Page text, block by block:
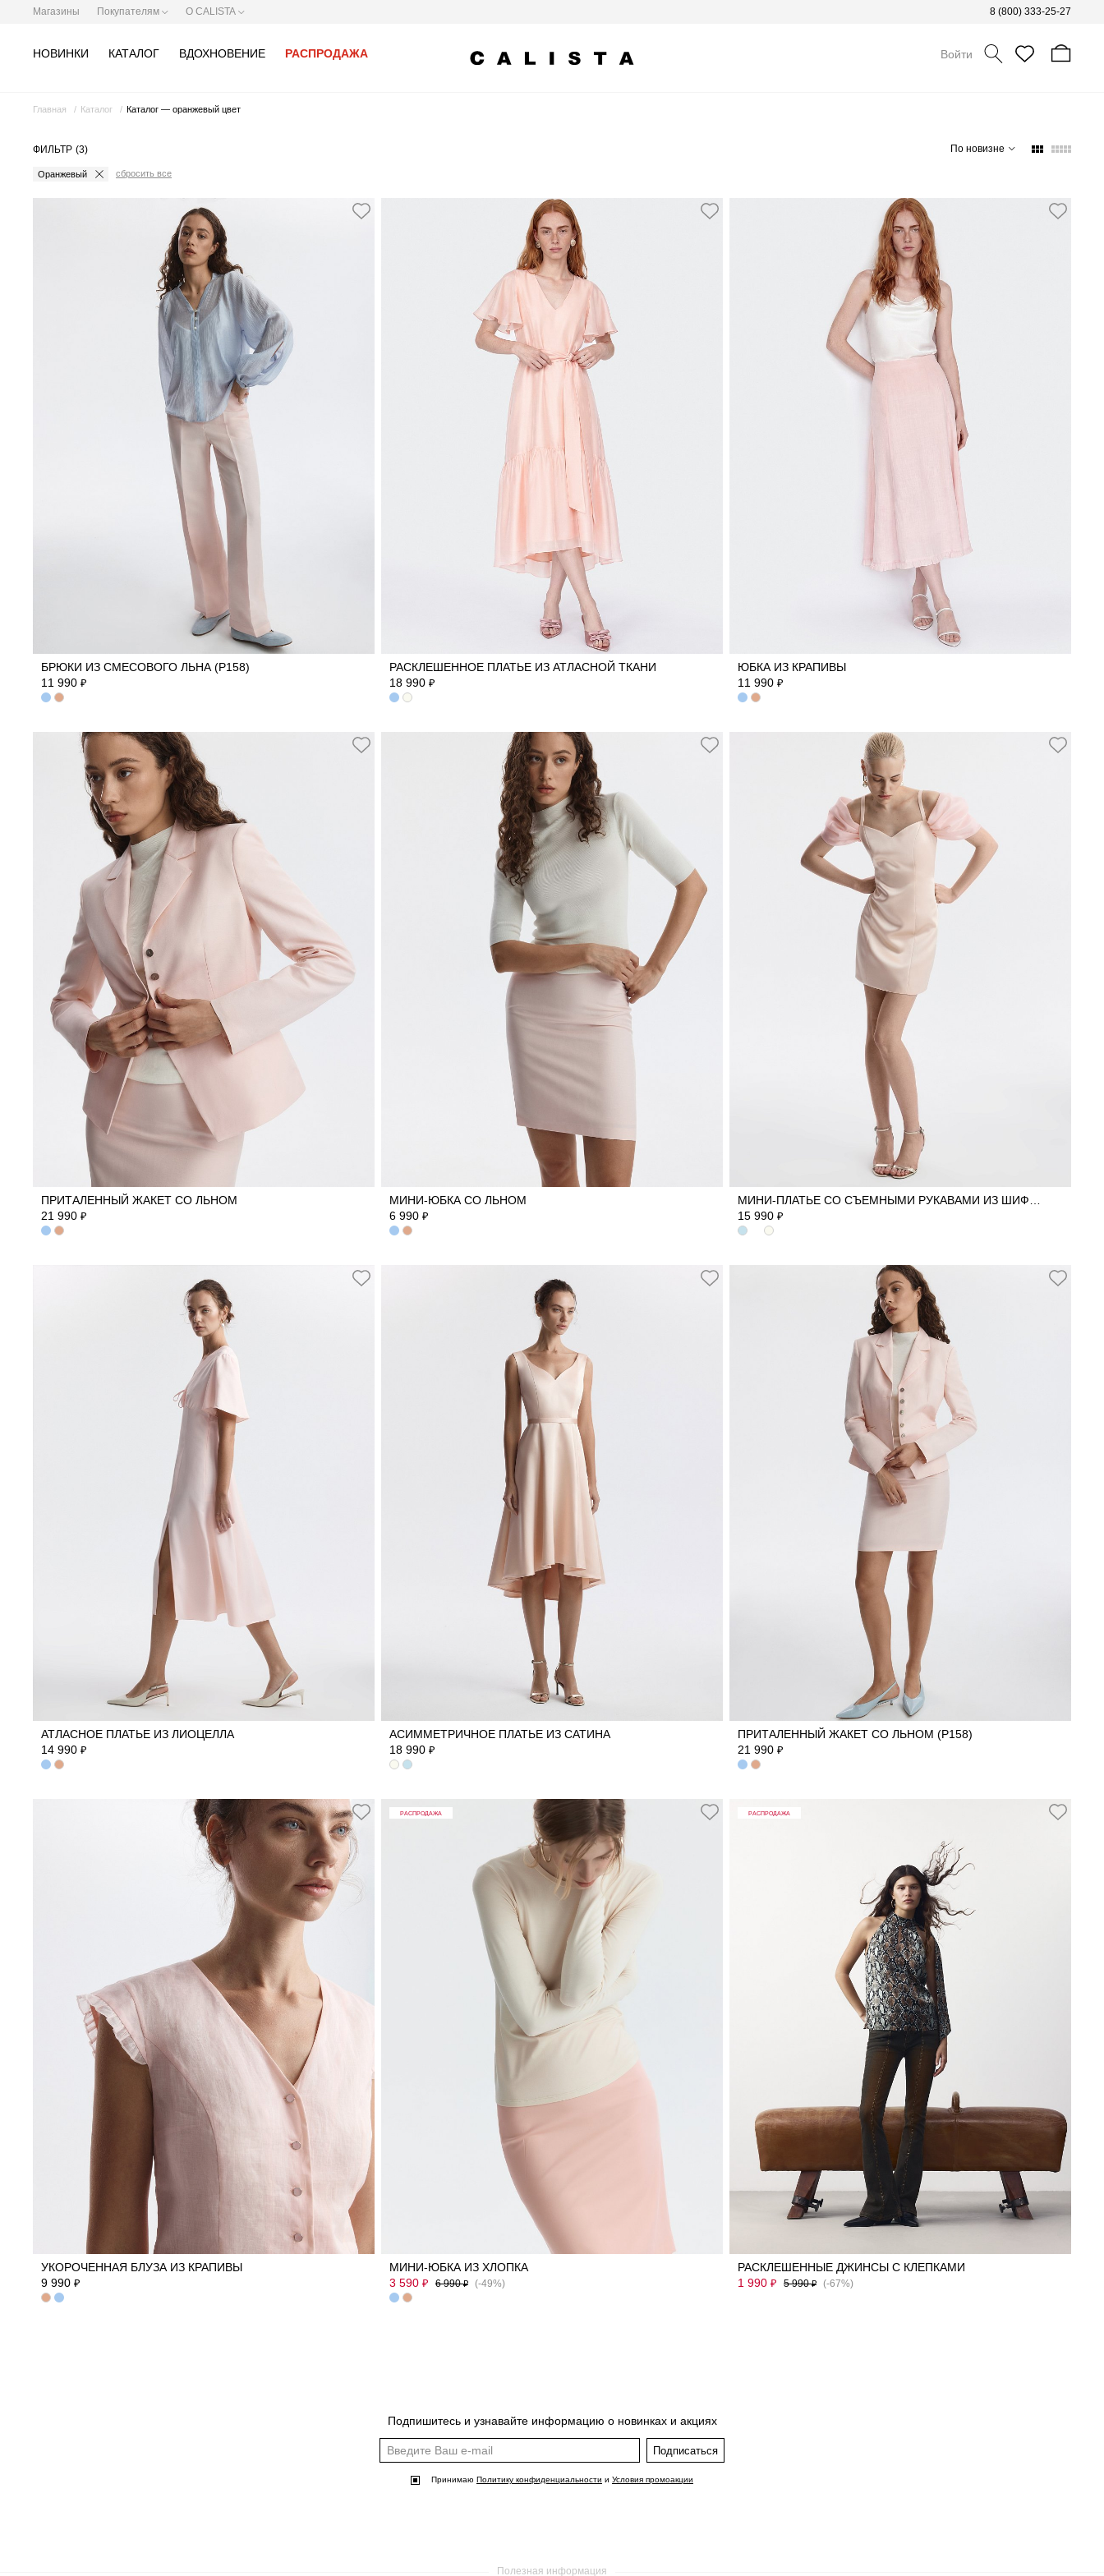
Магазины Покупателям О CALISTA 8 (800) 333-25-27
НОВИНКИ КАТАЛОГ ВДОХНОВЕНИЕ РАСПРОДАЖА Войти
Главная Каталог Каталог — оранжевый цвет
ФИЛЬТР (3) По новизне
Оранжевый сбросить все
44 46 48 50
БРЮКИ ИЗ СМЕСОВОГО ЛЬНА (Р158)
11 990 ₽
46 48 50
РАСКЛЕШЕННОЕ ПЛАТЬЕ ИЗ АТЛАСНОЙ ТКАНИ
18 990 ₽
46 48
ЮБКА ИЗ КРАПИВЫ
11 990 ₽
46
ПРИТАЛЕННЫЙ ЖАКЕТ СО ЛЬНОМ
21 990 ₽
46
МИНИ-ЮБКА СО ЛЬНОМ
6 990 ₽
42 44
15 990 ₽
40 42 48 50
АТЛАСНОЕ ПЛАТЬЕ ИЗ ЛИОЦЕЛЛА
14 990 ₽
44 46
АСИММЕТРИЧНОЕ ПЛАТЬЕ ИЗ САТИНА
18 990 ₽
44 46 48
ПРИТАЛЕННЫЙ ЖАКЕТ СО ЛЬНОМ (Р158)
21 990 ₽
40
УКОРОЧЕННАЯ БЛУЗА ИЗ КРАПИВЫ
9 990 ₽
РАСПРОДАЖА
44
МИНИ-ЮБКА ИЗ ХЛОПКА
3 590 ₽ 6 990₽ (-49%)
РАСПРОДАЖА
42 44 46 48
РАСКЛЕШЕННЫЕ ДЖИНСЫ С КЛЕПКАМИ
1 990 ₽ 5 990₽ (-67%)
Подпишитесь и узнавайте информацию о новинках и акциях
Подписаться
Принимаю Политику конфиденциальности и Условия промоакции
Полезная информация